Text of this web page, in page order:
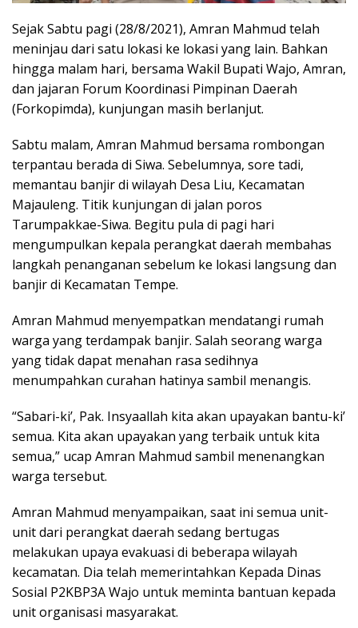
Sejak Sabtu pagi (28/8/2021), Amran Mahmud telah
meninjau dari satu lokasi ke lokasi yang lain. Bahkan
hingga malam hari, bersama Wakil Bupati Wajo, Amran,
dan jajaran Forum Koordinasi Pimpinan Daerah
(Forkopimda), kunjungan masih berlanjut.
Sabtu malam, Amran Mahmud bersama rombongan
terpantau berada di Siwa. Sebelumnya, sore tadi,
memantau banjir di wilayah Desa Liu, Kecamatan
Majauleng. Titik kunjungan di jalan poros
Tarumpakkae-Siwa. Begitu pula di pagi hari
mengumpulkan kepala perangkat daerah membahas
langkah penanganan sebelum ke lokasi langsung dan
banjir di Kecamatan Tempe.
Amran Mahmud menyempatkan mendatangi rumah
warga yang terdampak banjir. Salah seorang warga
yang tidak dapat menahan rasa sedihnya
menumpahkan curahan hatinya sambil menangis.
“Sabari-ki’, Pak. Insyaallah kita akan upayakan bantu-ki’
semua. Kita akan upayakan yang terbaik untuk kita
semua,” ucap Amran Mahmud sambil menenangkan
warga tersebut.
Amran Mahmud menyampaikan, saat ini semua unit-
unit dari perangkat daerah sedang bertugas
melakukan upaya evakuasi di beberapa wilayah
kecamatan. Dia telah memerintahkan Kepada Dinas
Sosial P2KBP3A Wajo untuk meminta bantuan kepada
unit organisasi masyarakat.